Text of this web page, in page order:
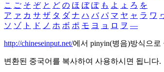
こ ご そ ぞ と ど の ほ ぼ ぽ も よ ょ ろ を
ア ァ カ サ ザ タ ダ ナ ハ バ パ マ ヤ ャ ラ ワ
ソ ゾ ト ド ノ ホ ボ ポ モ ヨ ョ ロ ヲ ―
http://chineseinput.net/에서 pinyin(병음)방식으
변환된 중국어를 복사하여 사용하시면 됩니다.